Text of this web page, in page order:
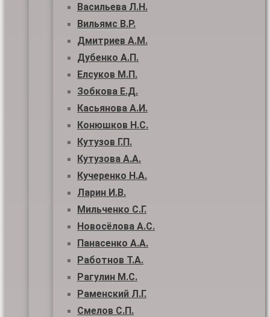
Васильева Л.Н.
Вильямс В.Р.
Дмитриев А.М.
Дубенко А.П.
Елсуков М.П.
Зобкова Е.Д.
Касьянова А.И.
Конюшков Н.С.
Кутузов Г.П.
Кутузова А.А.
Кучеренко Н.А.
Ларин И.В.
Мильченко С.Г.
Новосёлова А.С.
Панасенко А.А.
Работнов Т.А.
Рагулин М.С.
Раменский Л.Г.
Смелов С.П.